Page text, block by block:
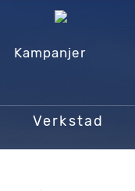
Kampanjer
Verkstad